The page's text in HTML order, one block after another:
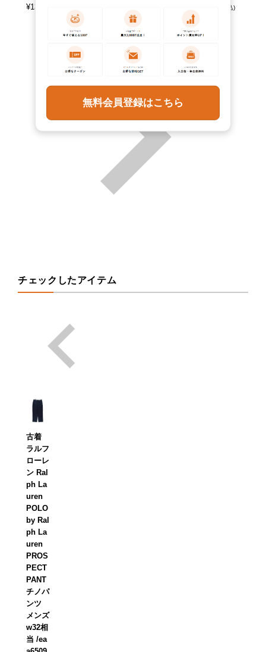
¥13,090 (税込)
チェックしたアイテム
古着
ラルフ
ローレ
ン Ral
ph La
uren
POLO
by Ral
ph La
uren
PROS
PECT
PANT
チノパ
ンツ
メンズ
w32相
当 /ea
無料会員登録はこちら